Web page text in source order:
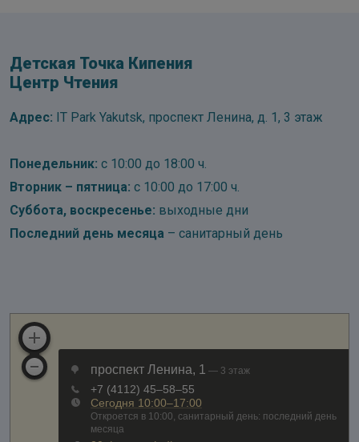
Детская Точка Кипения
Центр Чтения
Адрес: IT Park Yakutsk, проспект Ленина, д. 1, 3 этаж
Понедельник: с 10:00 до 18:00 ч.
Вторник – пятница: с 10:00 до 17:00 ч.
Суббота, воскресенье: выходные дни
Последний день месяца – санитарный день